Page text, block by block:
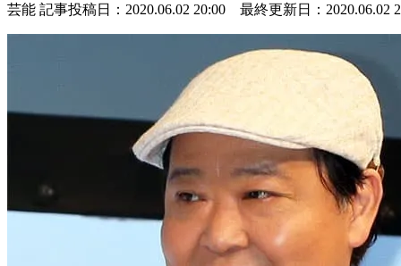
芸能 記事投稿日：2020.06.02 20:00 最終更新日：2020.06.02